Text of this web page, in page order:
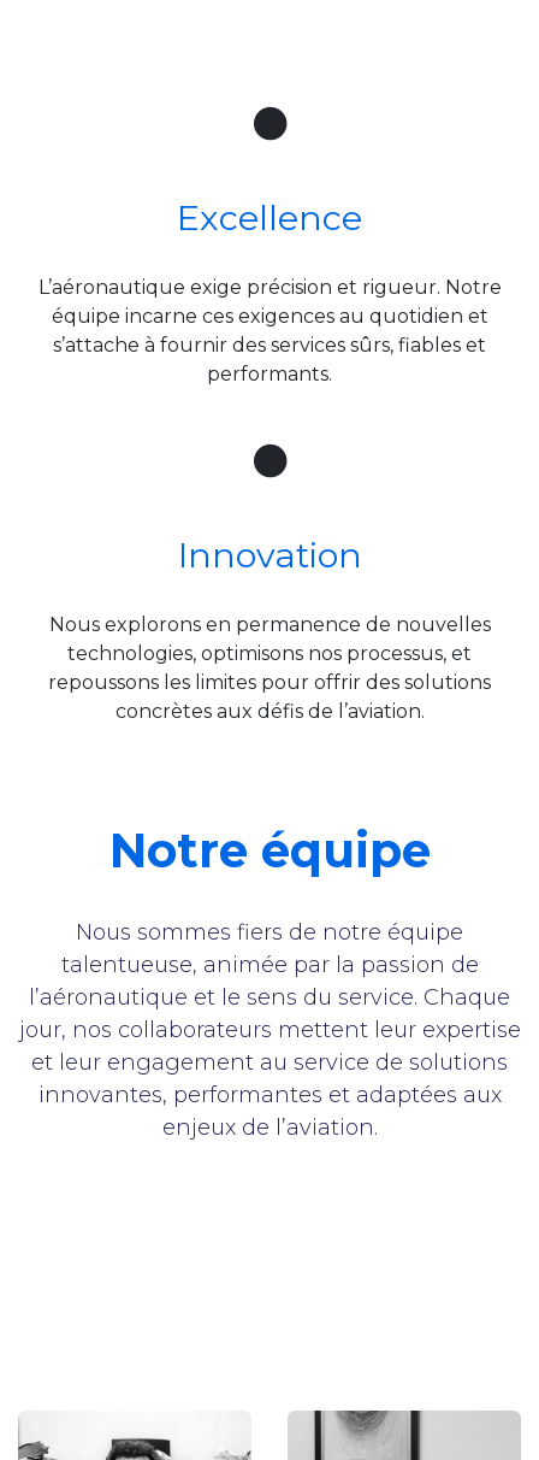
Excellence
L’aéronautique exige précision et rigueur. Notre
équipe incarne ces exigences au quotidien et
s’attache à fournir des services sûrs, fiables et
performants.
Innovation
Nous explorons en permanence de nouvelles
technologies, optimisons nos processus, et
repoussons les limites pour offrir des solutions
concrètes aux défis de l’aviation.
Notre équipe
Nous sommes fiers de notre équipe
talentueuse, animée par la passion de
l’aéronautique et le sens du service. Chaque
jour, nos collaborateurs mettent leur expertise
et leur engagement au service de solutions
innovantes, performantes et adaptées aux
enjeux de l’aviation.